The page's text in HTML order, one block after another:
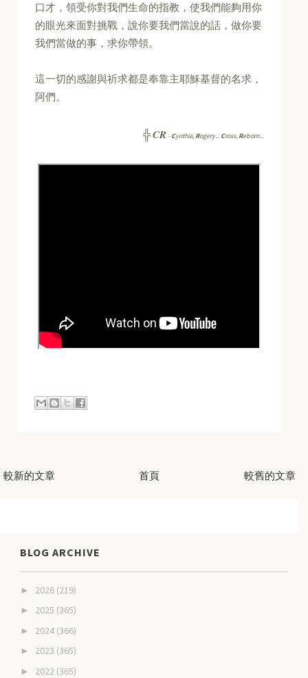
口才，領受你對我們生命的指教，使我們能夠用你
的眼光來面對挑戰，說你要我們當說的話，做你要
我們當做的事，求你帶領。
這一切的感謝與祈求都是奉靠主耶穌基督的名求，
阿們。
╬CR -Cynthia, Rogery... Cross, Reborn...
較新的文章 較舊的文章
首頁
BLOG ARCHIVE
► 2026 (219)
► 2025 (365)
► 2024 (366)
► 2023 (365)
► 2022 (365)